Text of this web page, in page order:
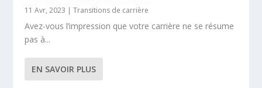
11 Avr, 2023 |Transitions de carrière
Avez-vous l’impression que votre carrière ne se résume
pas à...
EN SAVOIR PLUS